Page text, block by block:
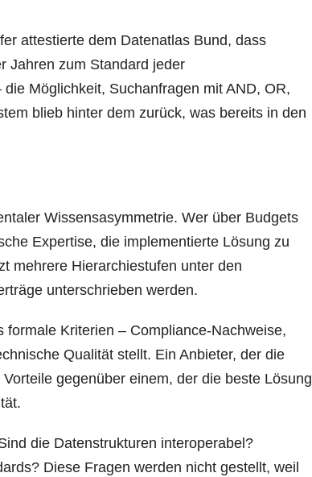
attestierte dem Datenatlas Bund, dass
Jahren zum Standard jeder
Möglichkeit, Suchanfragen mit AND, OR,
blieb hinter dem zurück, was bereits in den
Wissensasymmetrie. Wer über Budgets
Expertise, die implementierte Lösung zu
mehrere Hierarchiestufen unter den
unterschrieben werden.
Kriterien – Compliance-Nachweise,
Qualität stellt. Ein Anbieter, der die
gegenüber einem, der die beste Lösung
die Datenstrukturen interoperabel?
Diese Fragen werden nicht gestellt, weil